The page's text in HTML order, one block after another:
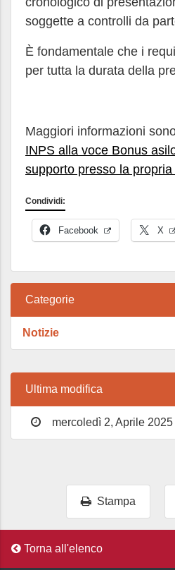
soggette a controlli da
È fondamentale che i
per tutta la durata della
Maggiori informazioni
INPS alla voce Bonus
supporto presso la
Condividi:
Facebook X
Categorie
Notizie
Ultima modifica
mercoledì 2, Aprile 2025
Stampa
Torna all'elenco